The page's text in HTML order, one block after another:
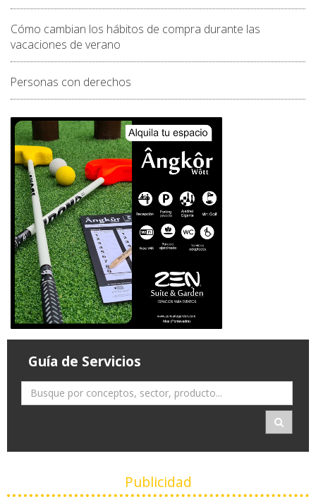
Cómo cambian los hábitos de compra durante las
vacaciones de verano
Personas con derechos
Guía de Servicios
Publicidad